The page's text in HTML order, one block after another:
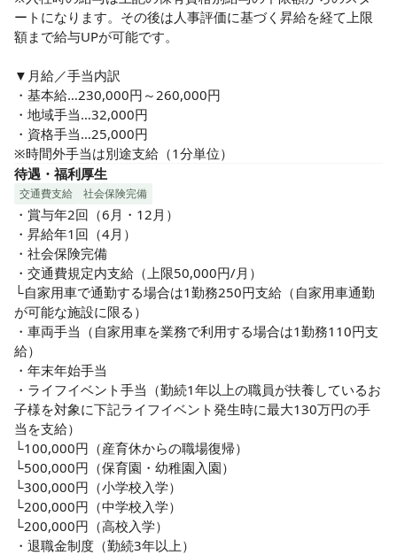
ートになります。その後は人事評価に基づく昇給を経て上限
額まで給与UPが可能です。
▼月給／手当内訳
・基本給…230,000円～260,000円
・地域手当…32,000円
・資格手当…25,000円
※時間外手当は別途支給（1分単位）
待遇・福利厚生
交通費支給 社会保険完備
・賞与年2回（6月・12月）
・昇給年1回（4月）
・社会保険完備
・交通費規定内支給（上限50,000円/月）
└自家用車で通勤する場合は1勤務250円支給（自家用車通勤
が可能な施設に限る）
・車両手当（自家用車を業務で利用する場合は1勤務110円支
給）
・年末年始手当
・ライフイベント手当（勤続1年以上の職員が扶養しているお
子様を対象に下記ライフイベント発生時に最大130万円の手
当を支給）
└100,000円（産育休からの職場復帰）
└500,000円（保育園・幼稚園入園）
└300,000円（小学校入学）
└200,000円（中学校入学）
└200,000円（高校入学）
・退職金制度（勤続3年以上）